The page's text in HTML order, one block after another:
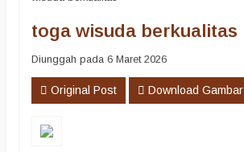
toga wisuda berkualitas
Diunggah pada 6 Maret 2026
Original Post Download Gambar